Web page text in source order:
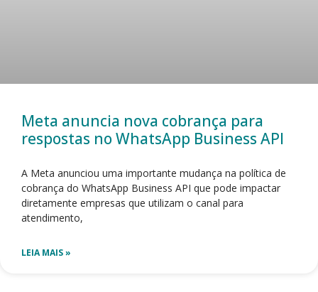
Meta anuncia nova cobrança para
respostas no WhatsApp Business API
A Meta anunciou uma importante mudança na política de
cobrança do WhatsApp Business API que pode impactar
diretamente empresas que utilizam o canal para
atendimento,
LEIA MAIS »